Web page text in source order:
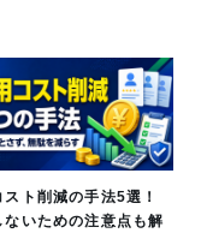
スト削減の手法5選！
ないための注意点も解